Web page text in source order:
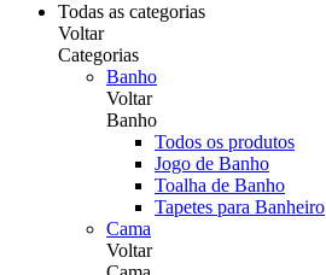
Todas as categorias
Voltar
Categorias
Banho
Voltar
Banho
Todos os produtos
Jogo de Banho
Toalha de Banho
Tapetes para Banheiro
Cama
Voltar